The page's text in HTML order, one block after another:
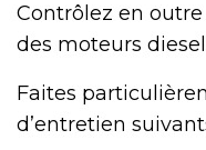
Contrôlez en
des moteurs
Faites
d’entretien